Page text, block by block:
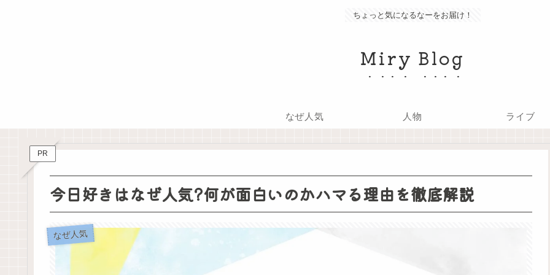
ちょっと気になるなーをお届け！
Miry Blog
なぜ人気 人物 ライブ
PR
今日好きはなぜ人気?何が面白いのかハマる理由を徹底解説
なぜ人気